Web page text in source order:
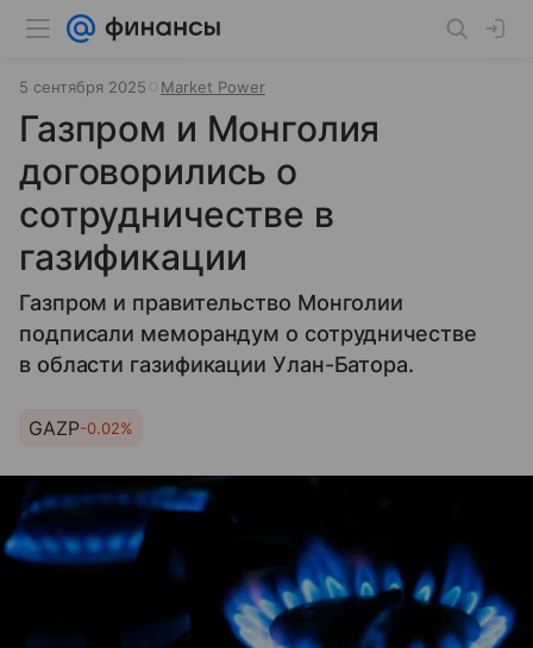
5 сентября 2025 Market Power
Газпром и Монголия
договорились о
сотрудничестве в
газификации
Газпром и правительство Монголии
подписали меморандум о сотрудничестве
в области газификации Улан-Батора.
GAZP-0.02%